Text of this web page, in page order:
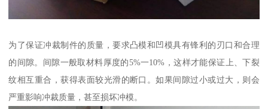
为了保证冲裁制件的质量，要求凸模和凹模具有锋利的刃口和合理
的间隙。间隙一般取材料厚度的5%一10%，这样才能保证上、下裂
纹相互重合，获得表面较光滑的断口。如果间隙过小或过大，则会
严重影响冲裁质量，甚至损坏冲模。